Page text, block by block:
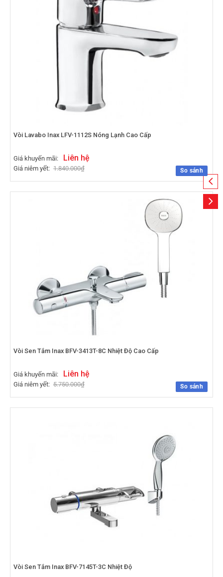
So sánh
Vòi Lavabo Inax LFV-1112S Nóng Lạnh Cao Cấp
Giá khuyến mãi: Liên hệ
Giá niêm yết: 1.840.000₫
So sánh
Vòi Sen Tắm Inax BFV-3413T-8C Nhiệt Độ Cao Cấp
Giá khuyến mãi: Liên hệ
Giá niêm yết: 5.750.000₫
Vòi Sen Tắm Inax BFV-7145T-3C Nhiệt Độ